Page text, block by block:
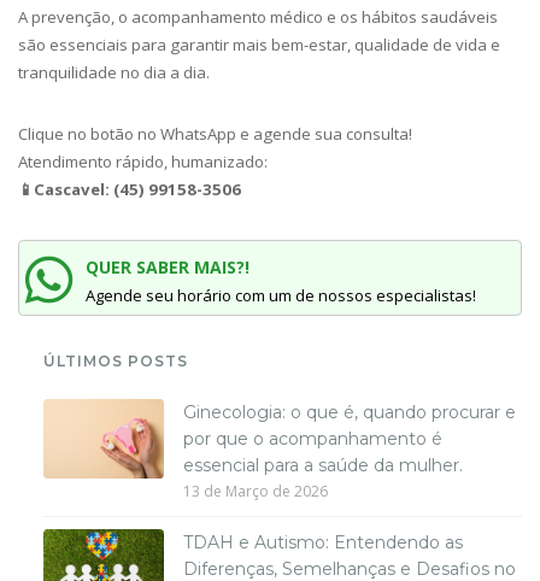
A prevenção, o acompanhamento médico e os hábitos saudáveis
são essenciais para garantir mais bem-estar, qualidade de vida e
tranquilidade no dia a dia.
Clique no botão no WhatsApp e agende sua consulta!
Atendimento rápido, humanizado:
📱Cascavel: (45) 99158-3506
QUER SABER MAIS?!
Agende seu horário com um de nossos especialistas!
ÚLTIMOS POSTS
Ginecologia: o que é, quando procurar e
por que o acompanhamento é
essencial para a saúde da mulher.
13 de Março de 2026
TDAH e Autismo: Entendendo as
Diferenças, Semelhanças e Desafios no